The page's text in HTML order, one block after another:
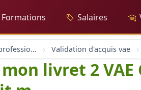
Formations Salaires
Validation d'acquis professionnel Validation d'acquis vae
livret 2 VAE